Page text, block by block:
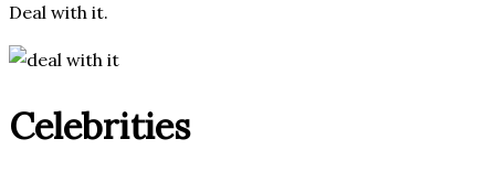
Deal with it.
Celebrities